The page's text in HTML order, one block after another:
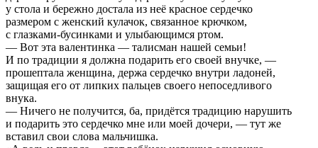
у стола и бережно достала из неё красное сердечко
размером с женский кулачок, связанное крючком,
с глазками-бусинками и улыбающимся ртом.
— Вот эта валентинка — талисман нашей семьи!
И по традиции я должна подарить его своей внучке, —
прошептала женщина, держа сердечко внутри ладоней,
защищая его от липких пальцев своего непоседливого
внука.
— Ничего не получится, ба, придётся традицию нарушить
и подарить это сердечко мне или моей дочери, — тут же
вставил свои слова мальчишка.